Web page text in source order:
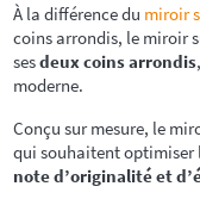
À la différence du miroir
coins arrondis, le miroir
sesdeux coins arrondis
moderne.
Conçu sur mesure, le
qui souhaitent optimiser
note d’originalité et